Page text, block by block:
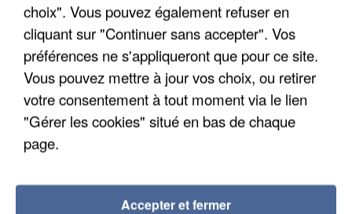
L’UN DES FONDATEURS SUPPOSÉS DE LA DZ
MAFIA INTERPELLÉ EN ALGÉRIE
choix". Vous pouvez également refuser en
cliquant sur "Continuer sans accepter". Vos
préférences ne s'appliqueront que pour ce site.
Vous pouvez mettre à jour vos choix, ou retirer
votre consentement à tout moment via le lien
"Gérer les cookies" situé en bas de chaque
page.
Accepter et fermer